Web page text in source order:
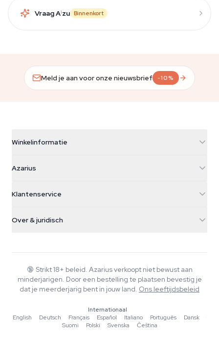
Vraag Aizu Binnenkort
Meld je aan voor onze nieuwsbrief -10%
Winkelinformatie
Galvaniweg 11
Nederland
+31(0)204897914
Azarius
Smokeshop
Klantenservice
Retourbeleid
Veelgestelde vragen
Privacybeleid
Over & juridisch
Wiki
Muziek
Redactionele normen
Tools & Calculators
🔞 Strikt 18+ beleid. Azarius verkoopt niet bewust aan
minderjarigen. Door een bestelling te plaatsen bevestig je
dat je meerderjarig bent in jouw land. Ons leeftijdsbeleid
Internationaal
English
·Deutsch ·Français ·Español ·Italiano ·Português ·Dansk
·
Suomi
·Polski ·Svenska ·Čeština